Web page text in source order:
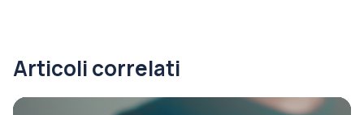
Articoli correlati